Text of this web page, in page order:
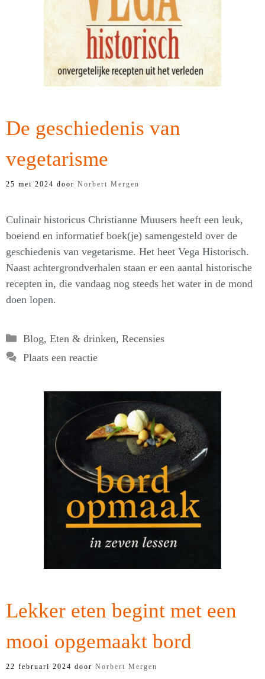
De geschiedenis van
vegetarisme
25 mei 2024 door Norbert Mergen
Culinair historicus Christianne Muusers heeft een leuk,
boeiend en informatief boek(je) samengesteld over de
geschiedenis van vegetarisme. Het heet Vega Historisch.
Naast achtergrondverhalen staan er een aantal historische
recepten in, die vandaag nog steeds het water in de mond
doen lopen.
Categorieën
Blog, Eten & drinken, Recensies
Plaats een reactie
Lekker eten begint met een
mooi opgemaakt bord
22 februari 2024 door Norbert Mergen